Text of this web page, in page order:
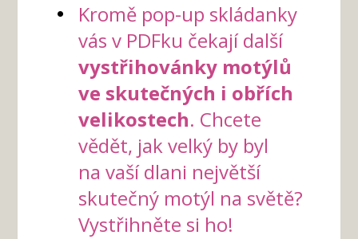
Kromě pop-up skládanky
vás v PDFku čekají další
vystřihovánky motýlů
ve skutečných i obřích
velikostech. Chcete
vědět, jak velký by byl
na vaší dlani největší
skutečný motýl na světě?
Vystřihněte si ho!